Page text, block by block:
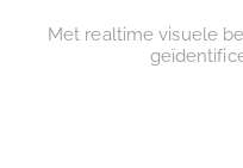
Met realtime visuele